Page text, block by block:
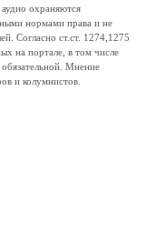
охраняются
нормами права и не
Согласно ст.ст. 1274,1275
на портале, в том числе
обязательной. Мнение
и колумнистов.